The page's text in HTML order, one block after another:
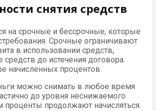
снятия средств
на срочные и бессрочные, которые
Срочные ограничивают
в использовании средств,
средств до истечения договора
начисленных процентов.
можно снимать в любое время
до уровня неснижаемого
проценты продолжают начисляться.